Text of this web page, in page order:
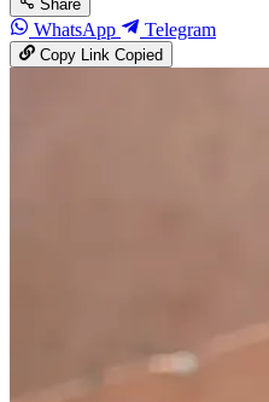
Share
WhatsApp Telegram
Copy LinkCopied